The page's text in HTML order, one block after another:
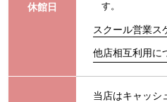
休館日
す。
スクール営業ス
他店相互利用に
当店はキャッシ